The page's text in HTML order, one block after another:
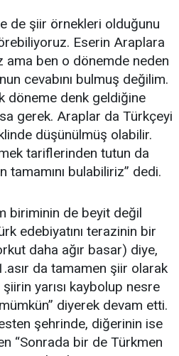
de şiir örnekleri olduğunu
Eserin Araplara
ama ben o dönemde neden
cevabını bulmuş değilim.
döneme denk geldiğine
gerek. Araplar da Türkçeyi
düşünülmüş olabilir.
tariflerinden tutun da
tamamını bulabiliriz” dedi.
biriminin de beyit değil
edebiyatını terazinin bir
daha ağır basar) diye,
da tamamen şiir olarak
yarısı kaybolup nesre
diyerek devam etti.
şehrinde, diğerinin ise
“Sonrada bir de Türkmen